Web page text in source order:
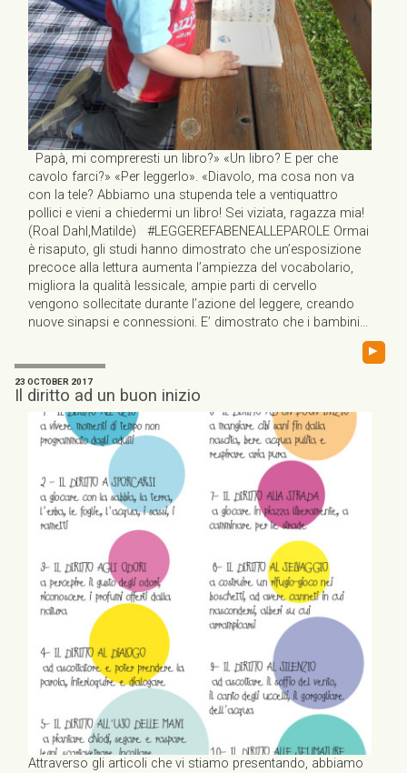
Papà, mi compreresti un libro?» «Un libro? E per che
cavolo farci?» «Per leggerlo». «Diavolo, ma cosa non va
con la tele? Abbiamo una stupenda tele a ventiquattro
pollici e vieni a chiedermi un libro! Sei viziata, ragazza mia!
(Roal Dahl,Matilde) #LEGGEREFABENEALLEPAROLE Ormai
è risaputo, gli studi hanno dimostrato che un’esposizione
precoce alla lettura aumenta l’ampiezza del vocabolario,
migliora la qualità lessicale, ampie parti di cervello
vengono sollecitate durante l’azione del leggere, creando
nuove sinapsi e connessioni. E’ dimostrato che i bambini...
▸
23 OCTOBER 2017
Il diritto ad un buon inizio
Attraverso gli articoli che vi stiamo presentando, abbiamo